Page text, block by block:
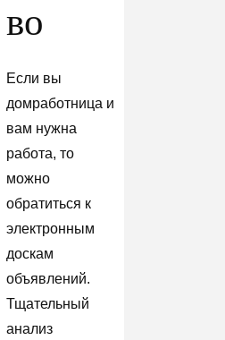
во
Если вы
домработница и
вам нужна
работа, то
можно
обратиться к
электронным
доскам
объявлений.
Тщательный
анализ